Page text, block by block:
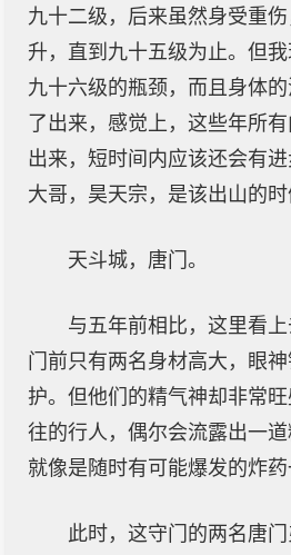
九十二级，后来虽然身受重
升，直到九十五级为止。但
九十六级的瓶颈，而且身体
了出来，感觉上，这些年所
出来，短时间内应该还会有
大哥，昊天宗，是该出山的时
天斗城，唐门。
与五年前相比，这里看上
门前只有两名身材高大，眼
护。但他们的精气神却非常
往的行人，偶尔会流露出一道
就像是随时有可能爆发的炸药
此时，这守门的两名唐